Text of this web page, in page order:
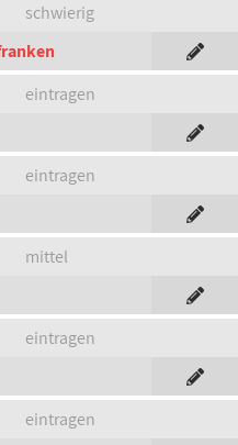
schwierig
eintragen
eintragen
mittel
eintragen
eintragen